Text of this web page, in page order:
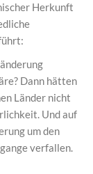
Herkunft
Dann hätten
Länder nicht
Und auf
um den
verfallen.